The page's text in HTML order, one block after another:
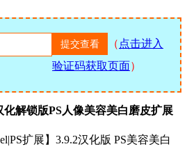
（ 点击进入
验证码获取页面）
化解锁版PS人像美容美白磨皮扩展